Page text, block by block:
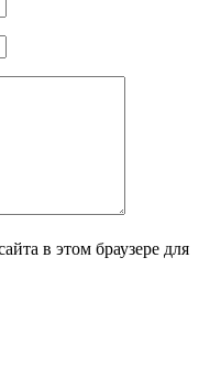
в этом браузере для